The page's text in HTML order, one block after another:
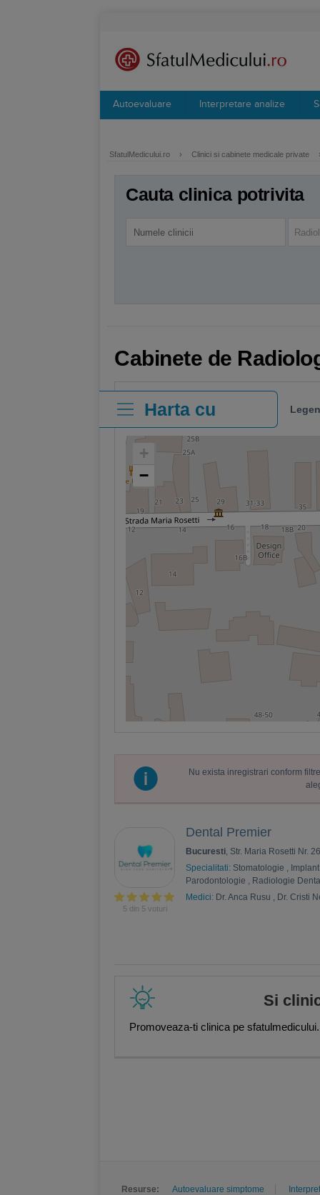
Autoevaluare Interpretare analize
SfatulMedicului.ro › Clinici si cabinete medicale private
Cauta clinica potrivita
Cabinete de
Harta cu
clinici
+
−
Nu exista inregistrari conform
5 din 5 voturi
Dental Premier
Bucuresti, Str. Maria Rosetti Nr.
Specialitati: Stomatologie ,
Parodontologie , Radiologie
Medici: Dr. Anca Rusu , Dr. Cristi
Si
Promoveaza-ti clinica pe
Resurse: Autoevaluare simptome